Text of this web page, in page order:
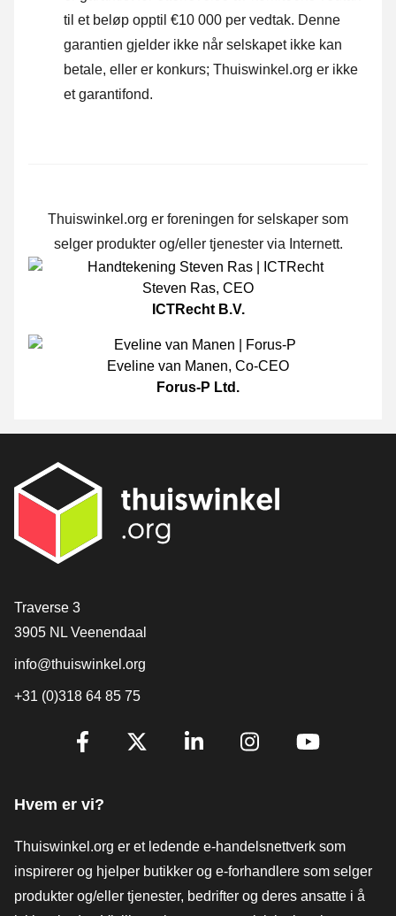
til et beløp opptil €10 000 per vedtak. Denne
garantien gjelder ikke når selskapet ikke kan
betale, eller er konkurs; Thuiswinkel.org er ikke
et garantifond.
Thuiswinkel.org er foreningen for selskaper som
selger produkter og/eller tjenester via Internett.
Steven Ras, CEO
ICTRecht B.V.
Eveline van Manen, Co-CEO
Forus-P Ltd.
[_General:Contact]
Traverse 3
3905 NL Veenendaal
info@thuiswinkel.org
+31 (0)318 64 85 75
[_General:SocialMediaTitle]
Hvem er vi?
Thuiswinkel.org er et ledende e-handelsnettverk som
inspirerer og hjelper butikker og e-forhandlere som selger
produkter og/eller tjenester, bedrifter og deres ansatte i å